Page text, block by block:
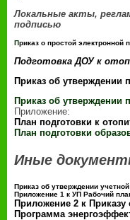
Локальные акты,
подписью
Приказ о простой электронной
Подготовка ДОУ к
Приказ об утверждении
Приказ об утверждении
Приложение:
План подготовки к
План подготовки
Иные
Приказ об утверждении
Приложение 1 к УП Рабочий
Приложение 2 к Приказу
Программа